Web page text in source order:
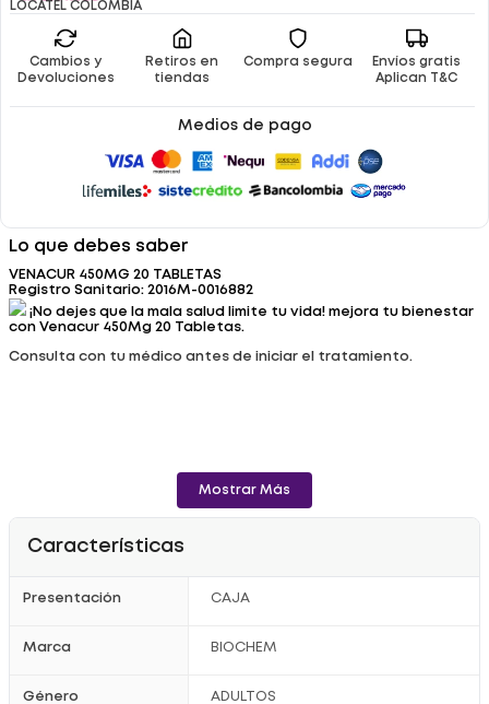
LOCATEL COLOMBIA
Cambios y
Devoluciones
Retiros en
tiendas
Compra segura
Envíos gratis
Aplican T&C
Medios de pago
Lo que debes saber
VENACUR 450MG 20 TABLETAS
Registro Sanitario: 2016M-0016882
¡No dejes que la mala salud limite tu vida! mejora tu bienestar
con Venacur 450Mg 20 Tabletas.
Consulta con tu médico antes de iniciar el tratamiento.
Mostrar Más
Características
Presentación CAJA
Marca BIOCHEM
Género ADULTOS